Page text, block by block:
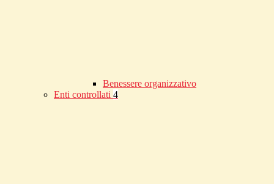
Benessere organizzativo
Enti controllati 4